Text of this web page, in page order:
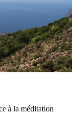
à la méditation